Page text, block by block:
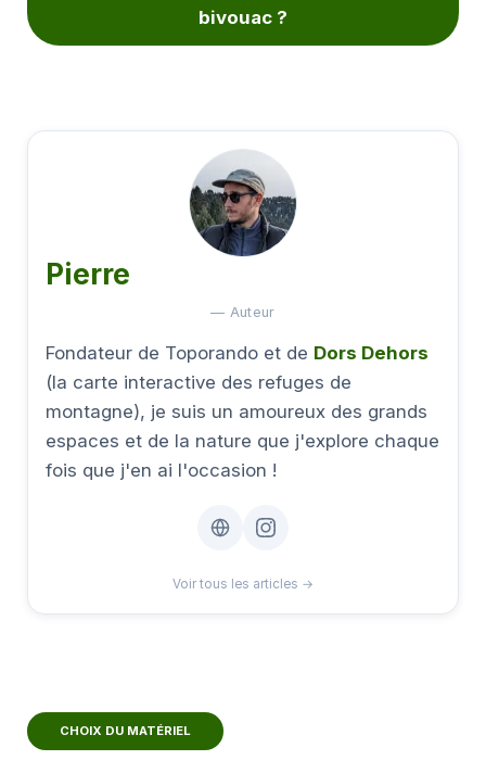
bivouac ?
Pierre
— Auteur
Fondateur de Toporando et de Dors Dehors
(la carte interactive des refuges de
montagne), je suis un amoureux des grands
espaces et de la nature que j'explore chaque
fois que j'en ai l'occasion !
Voir tous les articles →
CHOIX DU MATÉRIEL